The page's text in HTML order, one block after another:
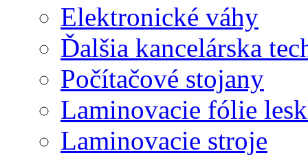
Elektronické váhy
Ďalšia kancelárska
Počítačové stojany
Laminovacie fólie
Laminovacie stroje